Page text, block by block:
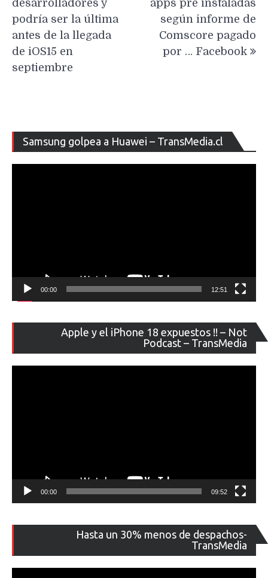
desarrolladores y
podría ser la última
antes de la llegada
de iOS15 en
septiembre
apps pre instaladas
según informe de
Comscore pagado
por … Facebook
Samsung golpea a Huawei – TransMedia.cl
de
00:00 12:51
Apple y el iPhone 18 expuestos !! – Not
Podcast – TransMedia
de
00:00 09:52
Hasta un 30% menos de despachos-
TransMedia
de